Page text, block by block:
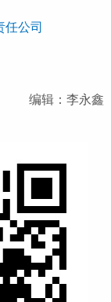
公司
编辑：李永鑫